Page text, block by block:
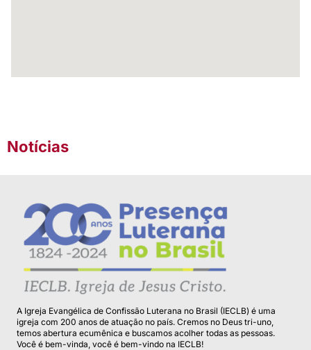
Notícias
A Igreja Evangélica de Confissão Luterana no Brasil (IECLB) é uma
igreja com 200 anos de atuação no país. Cremos no Deus tri-uno,
temos abertura ecumênica e buscamos acolher todas as pessoas.
Você é bem-vinda, você é bem-vindo na IECLB!